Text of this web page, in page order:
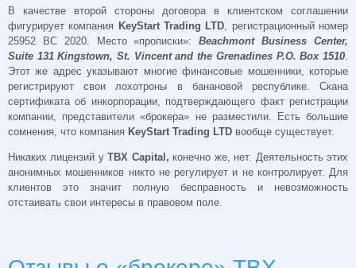
В качестве второй стороны договора в клиентском соглашении
фигурирует компания KeyStart Trading LTD, регистрационный номер
25952 BC 2020. Место «прописки»:Beachmont Business Center,
Suite 131 Kingstown, St. Vincent and the Grenadines P.O. Box 1510.
Этот же адрес указывают многие финансовые мошенники, которые
регистрируют свои лохотроны в банановой республике. Скана
сертификата об инкорпорации, подтверждающего факт регистрации
компании, представители «брокера» не разместили. Есть большие
сомнения, что компания KeyStart Trading LTD вообще существует.
Никаких лицензий уTBX Capital, конечно же, нет. Деятельность этих
анонимных мошенников никто не регулирует и не контролирует. Для
клиентов это значит полную бесправность и невозможность
отстаивать свои интересы в правовом поле.